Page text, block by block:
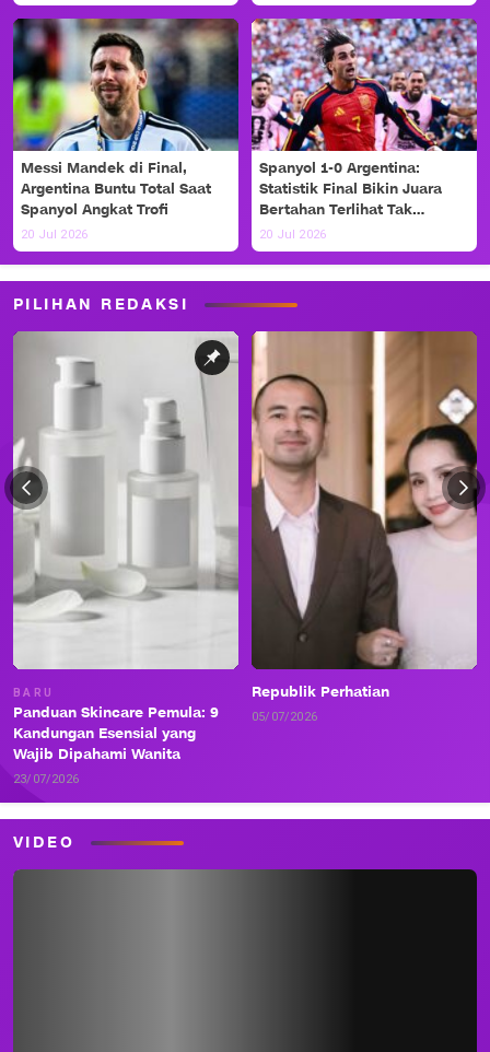
Messi Mandek di Final,
Argentina Buntu Total Saat
Spanyol Angkat Trofi
20 Jul 2026
Spanyol 1-0 Argentina:
Statistik Final Bikin Juara
Bertahan Terlihat Tak
Berdaya
20 Jul 2026
PILIHAN REDAKSI
BARU
Panduan Skincare Pemula: 9
Kandungan Esensial yang
Wajib Dipahami Wanita
23/07/2026
Republik Perhatian
05/07/2026
VIDEO